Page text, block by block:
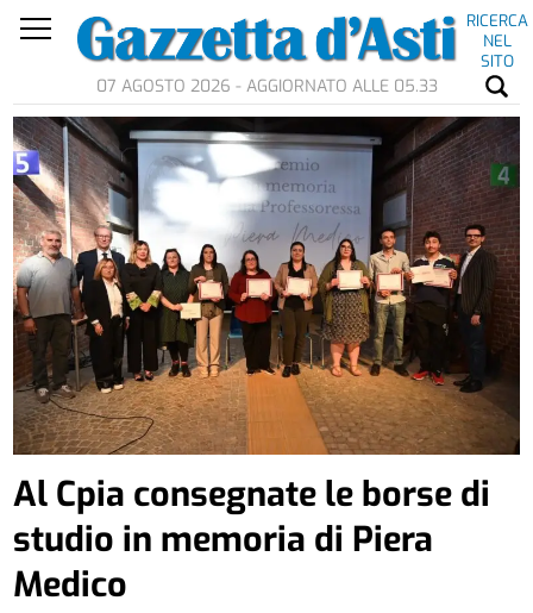
RICERCA
NEL
SITO
07 AGOSTO 2026 - AGGIORNATO ALLE 05.33
Al Cpia consegnate le borse di
studio in memoria di Piera
Medico